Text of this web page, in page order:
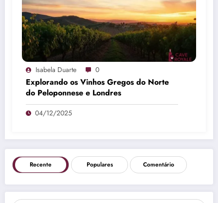
Isabela Duarte 0
Explorando os Vinhos Gregos do Norte
do Peloponnese e Londres
04/12/2025
Recente Populares Comentário